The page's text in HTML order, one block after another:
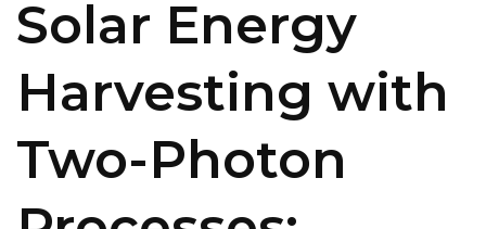
Solar Energy
Harvesting with
Two-Photon